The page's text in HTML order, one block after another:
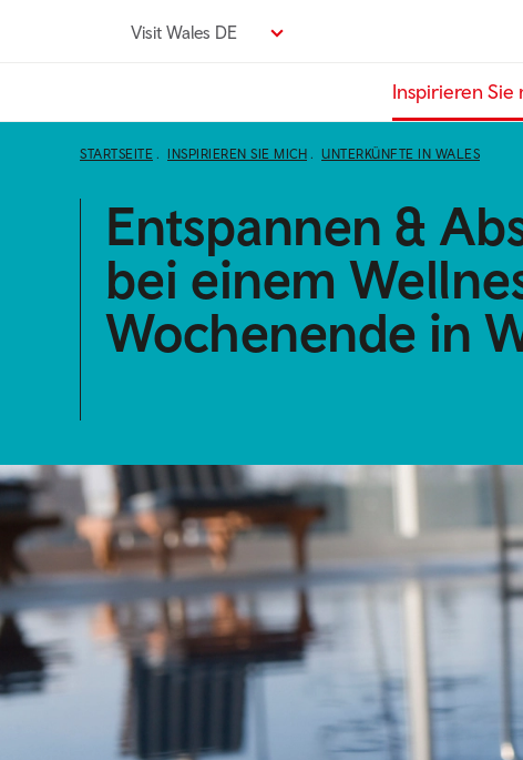
Visit Wales DE
Inspirieren Sie
STARTSEITE INSPIRIEREN SIE MICH UNTERKÜNFTE IN WALES
Entspannen &
bei einem
Wochenende in